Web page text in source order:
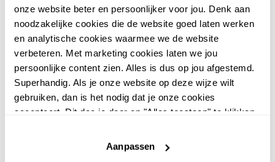
onze website beter en persoonlijker voor jou. Denk aan
noodzakelijke cookies die de website goed laten werken
en analytische cookies waarmee we de website
verbeteren. Met marketing cookies laten we jou
persoonlijke content zien. Alles is dus op jou afgestemd.
Superhandig. Als je onze website op deze wijze wilt
gebruiken, dan is het nodig dat je onze cookies
accepteert. Dit doe je door op "Alles toestaan" te klikken.
website niet optimaal functioneert.
Aanpassen